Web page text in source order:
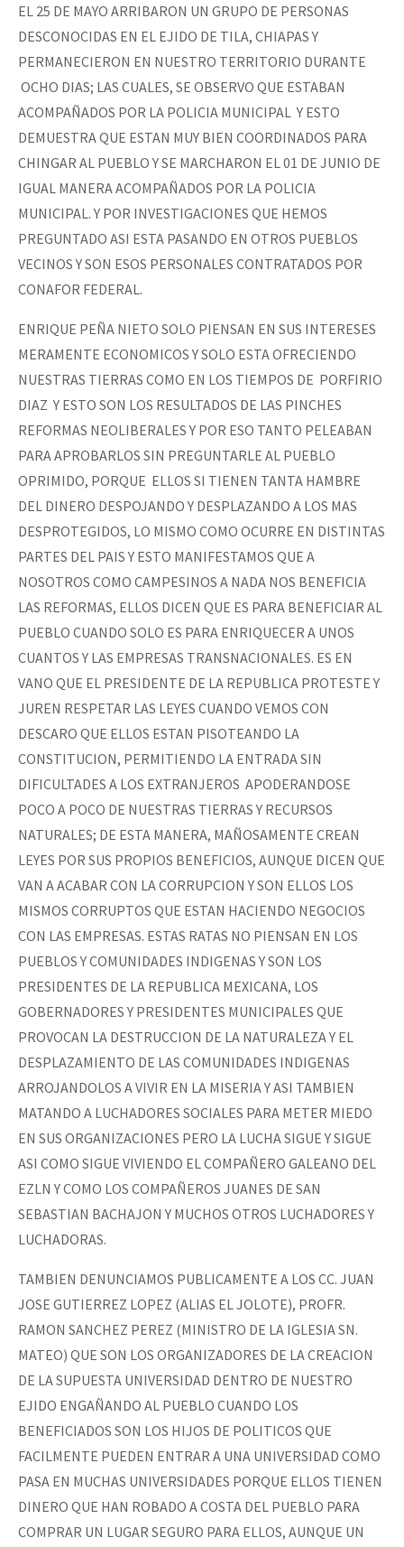
EL 25 DE MAYO ARRIBARON UN GRUPO DE PERSONAS
DESCONOCIDAS EN EL EJIDO DE TILA, CHIAPAS Y
PERMANECIERON EN NUESTRO TERRITORIO DURANTE
OCHO DIAS; LAS CUALES, SE OBSERVO QUE ESTABAN
ACOMPAÑADOS POR LA POLICIA MUNICIPAL Y ESTO
DEMUESTRA QUE ESTAN MUY BIEN COORDINADOS PARA
CHINGAR AL PUEBLO Y SE MARCHARON EL 01 DE JUNIO DE
IGUAL MANERA ACOMPAÑADOS POR LA POLICIA
MUNICIPAL. Y POR INVESTIGACIONES QUE HEMOS
PREGUNTADO ASI ESTA PASANDO EN OTROS PUEBLOS
VECINOS Y SON ESOS PERSONALES CONTRATADOS POR
CONAFOR FEDERAL.
ENRIQUE PEÑA NIETO SOLO PIENSAN EN SUS INTERESES
MERAMENTE ECONOMICOS Y SOLO ESTA OFRECIENDO
NUESTRAS TIERRAS COMO EN LOS TIEMPOS DE PORFIRIO
DIAZ Y ESTO SON LOS RESULTADOS DE LAS PINCHES
REFORMAS NEOLIBERALES Y POR ESO TANTO PELEABAN
PARA APROBARLOS SIN PREGUNTARLE AL PUEBLO
OPRIMIDO, PORQUE ELLOS SI TIENEN TANTA HAMBRE
DEL DINERO DESPOJANDO Y DESPLAZANDO A LOS MAS
DESPROTEGIDOS, LO MISMO COMO OCURRE EN DISTINTAS
PARTES DEL PAIS Y ESTO MANIFESTAMOS QUE A
NOSOTROS COMO CAMPESINOS A NADA NOS BENEFICIA
LAS REFORMAS, ELLOS DICEN QUE ES PARA BENEFICIAR AL
PUEBLO CUANDO SOLO ES PARA ENRIQUECER A UNOS
CUANTOS Y LAS EMPRESAS TRANSNACIONALES. ES EN
VANO QUE EL PRESIDENTE DE LA REPUBLICA PROTESTE Y
JUREN RESPETAR LAS LEYES CUANDO VEMOS CON
DESCARO QUE ELLOS ESTAN PISOTEANDO LA
CONSTITUCION, PERMITIENDO LA ENTRADA SIN
DIFICULTADES A LOS EXTRANJEROS APODERANDOSE
POCO A POCO DE NUESTRAS TIERRAS Y RECURSOS
NATURALES; DE ESTA MANERA, MAÑOSAMENTE CREAN
LEYES POR SUS PROPIOS BENEFICIOS, AUNQUE DICEN QUE
VAN A ACABAR CON LA CORRUPCION Y SON ELLOS LOS
MISMOS CORRUPTOS QUE ESTAN HACIENDO NEGOCIOS
CON LAS EMPRESAS. ESTAS RATAS NO PIENSAN EN LOS
PUEBLOS Y COMUNIDADES INDIGENAS Y SON LOS
PRESIDENTES DE LA REPUBLICA MEXICANA, LOS
GOBERNADORES Y PRESIDENTES MUNICIPALES QUE
PROVOCAN LA DESTRUCCION DE LA NATURALEZA Y EL
DESPLAZAMIENTO DE LAS COMUNIDADES INDIGENAS
ARROJANDOLOS A VIVIR EN LA MISERIA Y ASI TAMBIEN
MATANDO A LUCHADORES SOCIALES PARA METER MIEDO
EN SUS ORGANIZACIONES PERO LA LUCHA SIGUE Y SIGUE
ASI COMO SIGUE VIVIENDO EL COMPAÑERO GALEANO DEL
EZLN Y COMO LOS COMPAÑEROS JUANES DE SAN
SEBASTIAN BACHAJON Y MUCHOS OTROS LUCHADORES Y
LUCHADORAS.
TAMBIEN DENUNCIAMOS PUBLICAMENTE A LOS CC. JUAN
JOSE GUTIERREZ LOPEZ (ALIAS EL JOLOTE), PROFR.
RAMON SANCHEZ PEREZ (MINISTRO DE LA IGLESIA SN.
MATEO) QUE SON LOS ORGANIZADORES DE LA CREACION
DE LA SUPUESTA UNIVERSIDAD DENTRO DE NUESTRO
EJIDO ENGAÑANDO AL PUEBLO CUANDO LOS
BENEFICIADOS SON LOS HIJOS DE POLITICOS QUE
FACILMENTE PUEDEN ENTRAR A UNA UNIVERSIDAD COMO
PASA EN MUCHAS UNIVERSIDADES PORQUE ELLOS TIENEN
DINERO QUE HAN ROBADO A COSTA DEL PUEBLO PARA
COMPRAR UN LUGAR SEGURO PARA ELLOS, AUNQUE UN